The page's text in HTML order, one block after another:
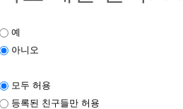
예
아니오
모두 허용
등록된 친구들만 허용